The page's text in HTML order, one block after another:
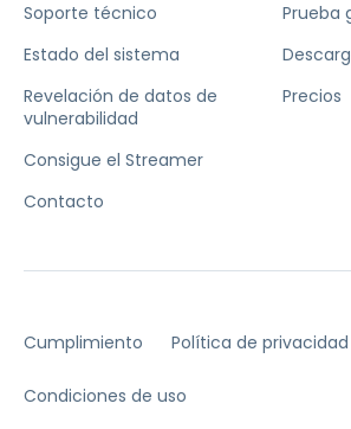
Soporte técnico
Estado del sistema
Revelación de datos de
vulnerabilidad
Consigue el Streamer
Contacto
Prueba
Precios
Cumplimiento Política de privacidad
Condiciones de uso